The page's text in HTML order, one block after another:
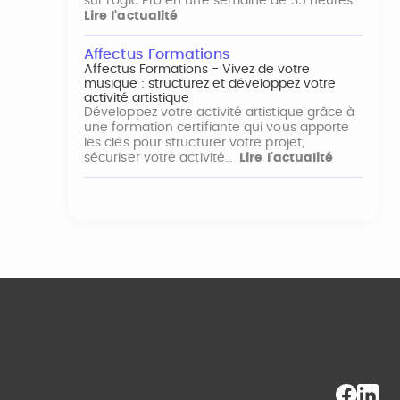
Lire l'actualité
Affectus Formations
Affectus Formations - Vivez de votre
musique : structurez et développez votre
activité artistique
Développez votre activité artistique grâce à
une formation certifiante qui vous apporte
les clés pour structurer votre projet,
sécuriser votre activité…
Lire l'actualité